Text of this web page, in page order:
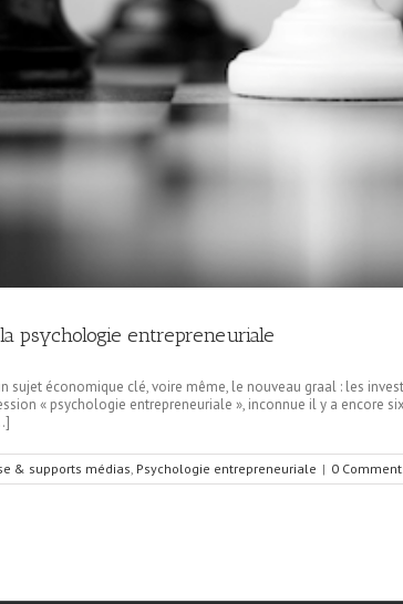
psychologie entrepreneuriale
économique clé, voire même, le nouveau graal : les
« psychologie entrepreneuriale », inconnue il y a encore
& supports médias Psychologie entrepreneuriale | 0